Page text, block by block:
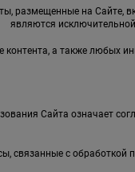
размещенные на Сайте,
являются
контента, а также любых
Сайта означает
связанные с